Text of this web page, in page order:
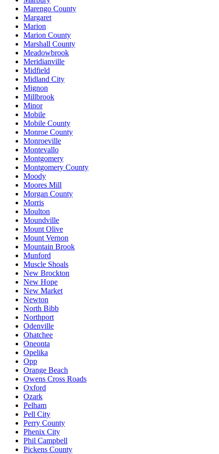
Marengo County
Margaret
Marion
Marion County
Marshall County
Meadowbrook
Meridianville
Midfield
Midland City
Mignon
Millbrook
Minor
Mobile
Mobile County
Monroe County
Monroeville
Montevallo
Montgomery
Montgomery County
Moody
Moores Mill
Morgan County
Morris
Moulton
Moundville
Mount Olive
Mount Vernon
Mountain Brook
Munford
Muscle Shoals
New Brockton
New Hope
New Market
Newton
North Bibb
Northport
Odenville
Ohatchee
Oneonta
Opelika
Opp
Orange Beach
Owens Cross Roads
Oxford
Ozark
Pelham
Pell City
Perry County
Phenix City
Phil Campbell
Pickens County